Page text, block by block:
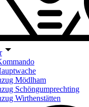
Mödlham
Schöngumprechting
Wirthenstätten